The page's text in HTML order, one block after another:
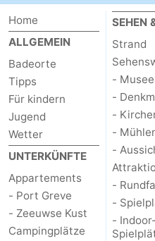
Scheveningen
-
Den
Haag
-
Rotterdam
-
Rockanje
Zeeland
Schouwen-
Brouwershaven
-
Bruinisse
-
Home
ALLGEMEIN
Badeorte
Tipps
Für kindern
Jugend
Wetter
UNTERKÜNFTE
Appartements
- Port Greve
- Zeeuwse Kust
Campingplätze
SEHEN
Strand
-
-
-
-
-
-
-
- Indoor-